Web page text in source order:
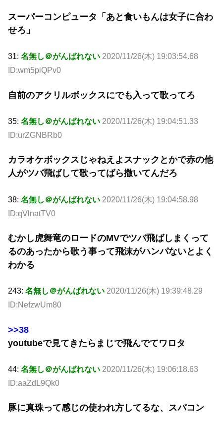
スーパーコンピュータ「あと食いもんは女子に合わ
せろ」
31: 名無し＠がんばれない 2020/11/26(木) 19:03:54.68
ID:wm5piQPv0
自前のアクリルボックスにでも入って歌ってろ
35: 名無し＠がんばれない 2020/11/26(木) 19:04:51.33
ID:urZGNBRb0
カラオケボックスじゃねえよスナックとかで赤の他
人がツバ飛ばして歌ってばら撒いてんだろ
38: 名無し＠がんばれない 2020/11/26(木) 19:04:58.98
ID:qVlnatTV0
むかし虎舞竜のロードのMVでツバ飛ばしまくって
るのあったから歌う事って飛沫がハンパないとよく
わかる
243: 名無し＠がんばれない 2020/11/26(木) 19:39:48.29
ID:NefzwUm80
>>38
youtubeで見てきたらまじで飛んでてワロタ
44: 名無し＠がんばれない 2020/11/26(木) 19:06:18.63
ID:aaZdL9Qk0
豚に真珠って感じの使われ方してるな、スパコン